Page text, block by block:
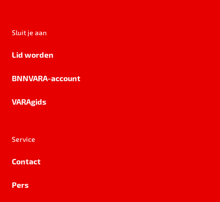
Sluit je aan
Lid worden
BNNVARA-account
VARAgids
Service
Contact
Pers